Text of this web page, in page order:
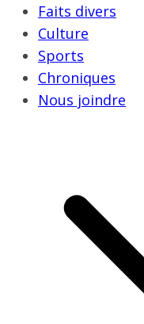
Faits divers
Culture
Sports
Chroniques
Nous joindre